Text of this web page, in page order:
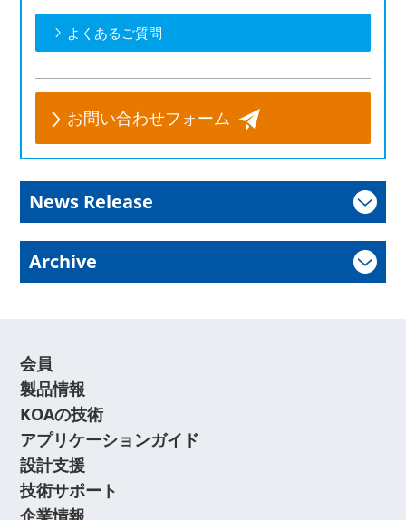
よくあるご質問
お問い合わせフォーム
News Release
Archive
会員
製品情報
KOAの技術
アプリケーションガイド
設計支援
技術サポート
企業情報